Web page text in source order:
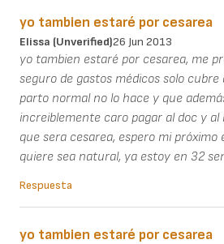
yo tambien estaré por cesarea
Elissa (unverified)26 Jun 2013
yo tambien estaré por cesarea, me
seguro de gastos médicos solo cubre
parto normal no lo hace y que
increiblemente caro pagar al doc y al
que sera cesarea, espero mi próximo
quiere sea natural, ya estoy en 32
Respuesta
yo tambien estaré por cesarea